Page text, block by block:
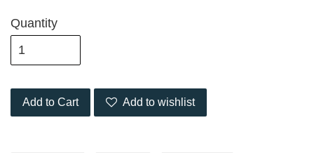
Quantity
Add to Cart Add to wishlist